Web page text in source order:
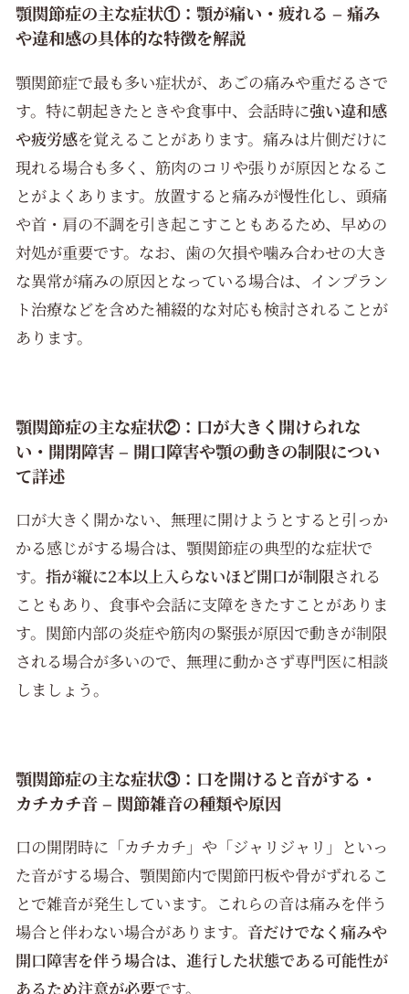
顎関節症の主な症状①：顎が痛い・疲れる – 痛み
や違和感の具体的な特徴を解説
顎関節症で最も多い症状が、あごの痛みや重だるさで
す。特に朝起きたときや食事中、会話時に強い違和感
や疲労感を覚えることがあります。痛みは片側だけに
現れる場合も多く、筋肉のコリや張りが原因となるこ
とがよくあります。放置すると痛みが慢性化し、頭痛
や首・肩の不調を引き起こすこともあるため、早めの
対処が重要です。なお、歯の欠損や噛み合わせの大き
な異常が痛みの原因となっている場合は、インプラン
ト治療などを含めた補綴的な対応も検討されることが
あります。
顎関節症の主な症状②：口が大きく開けられな
い・開閉障害 – 開口障害や顎の動きの制限につい
て詳述
口が大きく開かない、無理に開けようとすると引っか
かる感じがする場合は、顎関節症の典型的な症状で
す。指が縦に2本以上入らないほど開口が制限される
こともあり、食事や会話に支障をきたすことがありま
す。関節内部の炎症や筋肉の緊張が原因で動きが制限
される場合が多いので、無理に動かさず専門医に相談
しましょう。
顎関節症の主な症状③：口を開けると音がする・
カチカチ音 – 関節雑音の種類や原因
口の開閉時に「カチカチ」や「ジャリジャリ」といっ
た音がする場合、顎関節内で関節円板や骨がずれるこ
とで雑音が発生しています。これらの音は痛みを伴う
場合と伴わない場合があります。 音だけでなく痛みや
開口障害を伴う場合は、進行した状態である可能性が
あるため注意が必要です。